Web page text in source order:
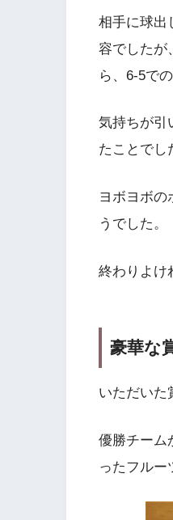
相手に球出
容でしたが
ら、6-5で
気持ちが引
たことでし
ヨボヨボの
うでした。
終わりよけ
豪華な
いただいた
優勝チーム
ったフルー